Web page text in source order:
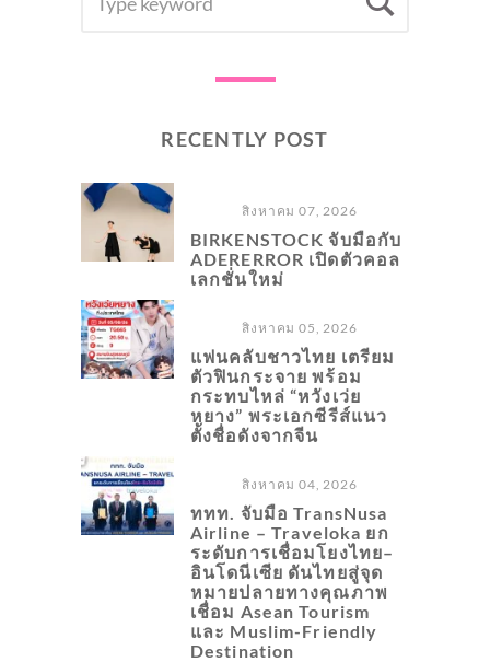
FOR:
RECENTLY POST
สิงหาคม 07, 2026
BIRKENSTOCK จับมือกับ
ADERERROR เปิดตัวคอล
เลกชั่นใหม่
สิงหาคม 05, 2026
แฟนคลับชาวไทย เตรียม
ตัวฟินกระจาย พร้อม
กระทบไหล่ “หวังเว่ย
หยาง” พระเอกซีรีส์แนว
ตั้งชื่อดังจากจีน
สิงหาคม 04, 2026
ททท. จับมือ TransNusa
Airline – Traveloka ยก
ระดับการเชื่อมโยงไทย–
อินโดนีเซีย ดันไทยสู่จุด
หมายปลายทางคุณภาพ
เชื่อม Asean Tourism
และ Muslim-Friendly
Destination